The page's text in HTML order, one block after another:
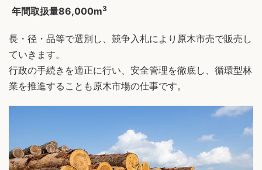
年間取扱量86,000m3
長・径・品等で選別し、競争入札により原木市売で販売し
ていきます。
行政の手続きを適正に行い、安全管理を徹底し、循環型林
業を推進することも原木市場の仕事です。